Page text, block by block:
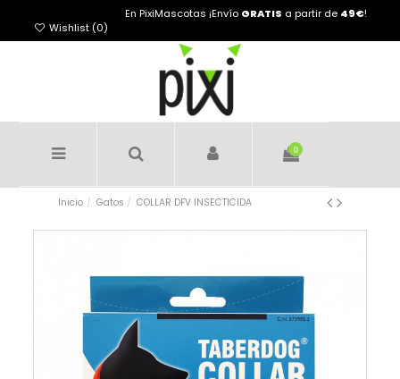
En PixiMascotas ¡Envío GRATIS a partir de 49€!
Wishlist (0)
0
Inicio Gatos COLLAR DFV INSECTICIDA